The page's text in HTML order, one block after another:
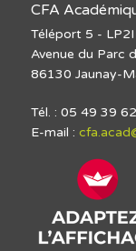
CFA
Téléport 5 -
Avenue du Parc
86130 Jaunay-
Tél. : 05 49 39
E-mail :